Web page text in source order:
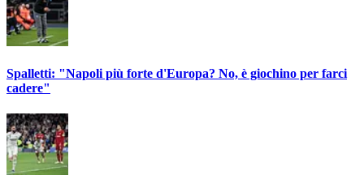
Spalletti: "Napoli più forte d'Europa? No, è giochino per farci
cadere"